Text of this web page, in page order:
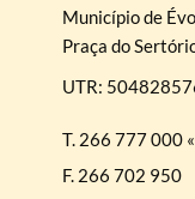
Município de
Praça do
UTR:
T. 266 777 000
F. 266 702 950